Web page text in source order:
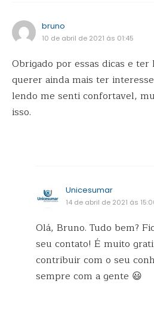
bruno
10 de abril de 2021 ás 01:45
Obrigado por essas dicas e
querer ainda mais ter
lendo me senti confortavel,
isso.
Unicesumar
14 de abril de 2021 ás
Olá, Bruno. Tudo bem?
seu contato! É muito
contribuir com o seu
sempre com a gente 😃